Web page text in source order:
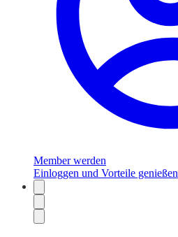
Member werden
Einloggen und Vorteile genießen